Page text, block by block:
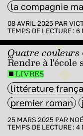
la compagnie
08 AVRIL 2025 PAR
TEMPS DE LECTURE : 6
Quatre couleurs
Rendre à l'école
LIVRES
littérature
premier roman
25 MARS 2025 PAR
TEMPS DE LECTURE : 4